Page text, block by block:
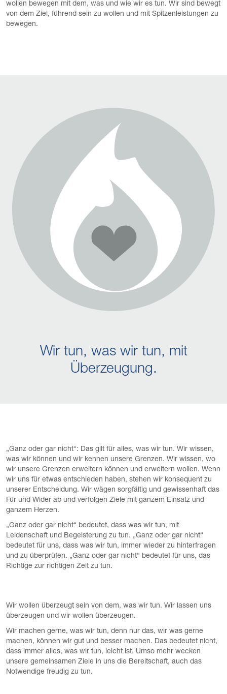
wollen bewegen mit dem, was und wie wir es tun. Wir sind bewegt
von dem Ziel, führend sein zu wollen und mit Spitzenleistungen zu
bewegen.
Wir tun, was wir tun, mit
Überzeugung.
„Ganz oder gar nicht“: Das gilt für alles, was wir tun. Wir wissen,
was wir können und wir kennen unsere Grenzen. Wir wissen, wo
wir unsere Grenzen erweitern können und erweitern wollen. Wenn
wir uns für etwas entschieden haben, stehen wir konsequent zu
unserer Entscheidung. Wir wägen sorgfältig und gewissenhaft das
Für und Wider ab und verfolgen Ziele mit ganzem Einsatz und
ganzem Herzen.
„Ganz oder gar nicht“ bedeutet, dass was wir tun, mit
Leidenschaft und Begeisterung zu tun. „Ganz oder gar nicht“
bedeutet für uns, dass was wir tun, immer wieder zu hinterfragen
und zu überprüfen. „Ganz oder gar nicht“ bedeutet für uns, das
Richtige zur richtigen Zeit zu tun.
Wir wollen überzeugt sein von dem, was wir tun. Wir lassen uns
überzeugen und wir wollen überzeugen.
Wir machen gerne, was wir tun, denn nur das, wir was gerne
machen, können wir gut und besser machen. Das bedeutet nicht,
dass immer alles, was wir tun, leicht ist. Umso mehr wecken
unsere gemeinsamen Ziele in uns die Bereitschaft, auch das
Notwendige freudig zu tun.